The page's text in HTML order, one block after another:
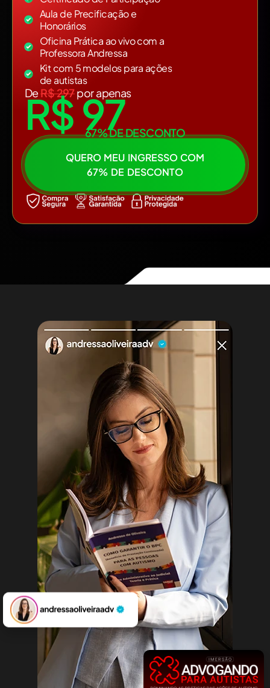
Aula de Precificação e
Honorários
Oficina Prática ao vivo com a
Professora Andressa​
Kit com 5 modelos para ações
de autistas​
DeR$ 297por apenas
R$ 9767% DE DESCONTO
QUERO MEU INGRESSO COM
67% DE DESCONTO